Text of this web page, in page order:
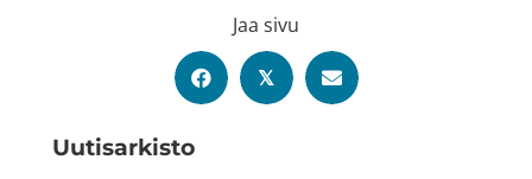
Uutis­arkisto
Jaa sivu
𝕏